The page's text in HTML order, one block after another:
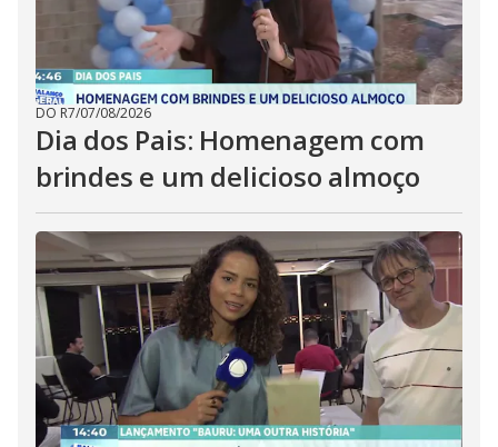
DO R7/07/08/2026
Dia dos Pais: Homenagem com
brindes e um delicioso almoço